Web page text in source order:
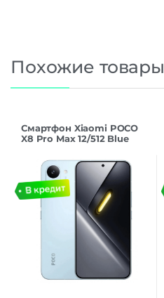
Похожие товары
Смартфон Xiaomi POCO
X8 Pro Max 12/512 Blue